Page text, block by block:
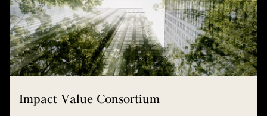
Impact Value Consortium